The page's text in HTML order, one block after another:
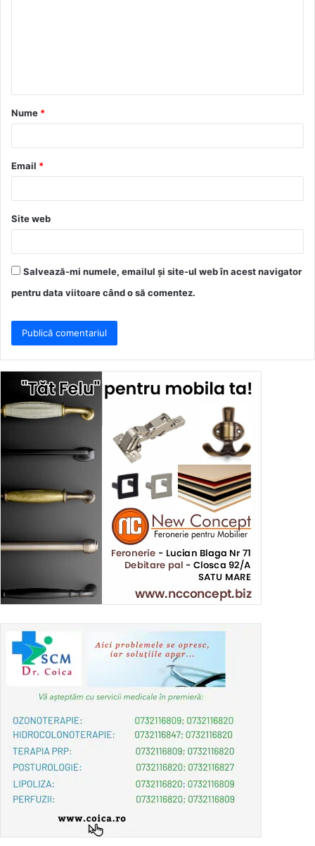
a
r
*
Nume *
Email *
Site web
Salvează-mi numele, emailul și site-ul web în acest navigator
pentru data viitoare când o să comentez.